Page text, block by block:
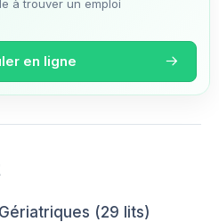
à trouver un emploi
en ligne
(29 lits)